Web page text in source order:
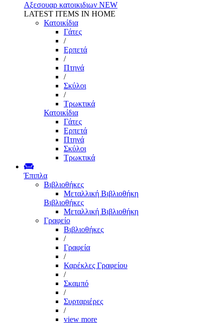
Αξεσουαρ κατοικιδιων NEW
LATEST ITEMS IN HOME
Κατοικίδια
Γάτες
/
Ερπετά
/
Πτηνά
/
Σκύλοι
/
Τρωκτικά
Κατοικίδια
Γάτες
Ερπετά
Πτηνά
Σκύλοι
Τρωκτικά
Έπιπλα
Βιβλιοθήκες
Μεταλλική Βιβλιοθήκη
Βιβλιοθήκες
Μεταλλική Βιβλιοθήκη
Γραφείο
Βιβλιοθήκες
/
Γραφεία
/
Καρέκλες Γραφείου
/
Σκαμπό
/
Συρταριέρες
/
view more